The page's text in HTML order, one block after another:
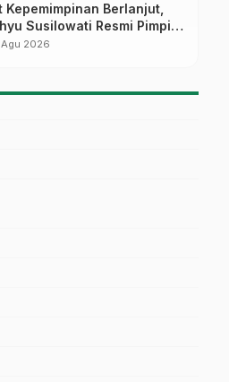
Kepemimpinan Berlanjut,
Susilowati Resmi Pimpin
Sapuran
Agu 2026